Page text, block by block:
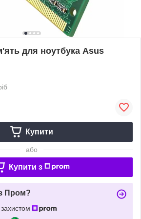
для ноутбука Asus
Купити
або
Купити з
Пром?